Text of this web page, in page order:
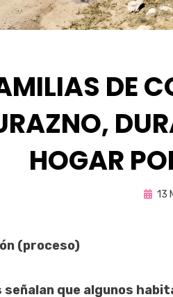
DE
HOGAR
por
13
(proceso)
señalan que algunos